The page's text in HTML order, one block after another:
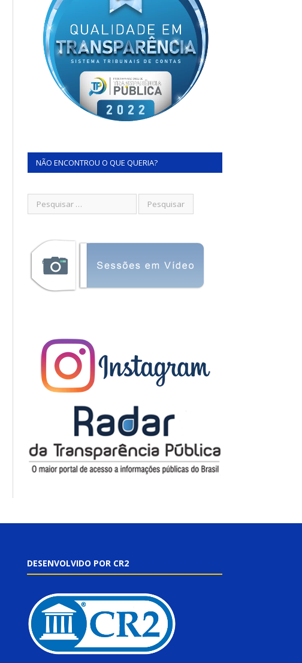
NÃO ENCONTROU O QUE QUERIA?
DESENVOLVIDO POR CR2